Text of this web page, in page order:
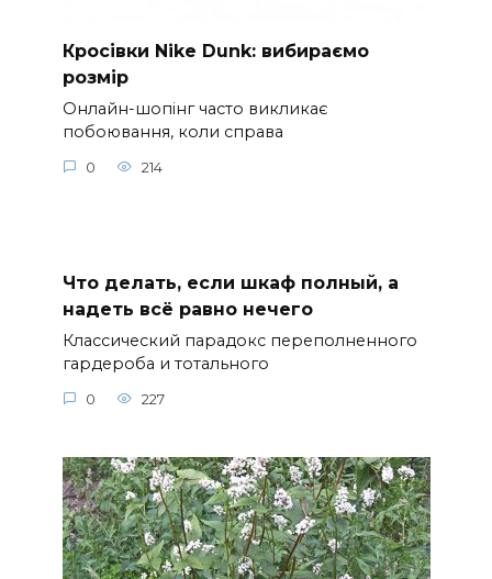
Кросівки Nike Dunk: вибираємо
розмір
Онлайн-шопінг часто викликає
побоювання, коли справа
0 214
Что делать, если шкаф полный, а
надеть всё равно нечего
Классический парадокс переполненного
гардероба и тотального
0 227